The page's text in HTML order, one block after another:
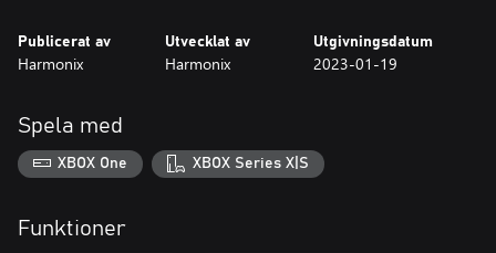
Publicerat av
Harmonix
Utvecklat av
Harmonix
Utgivningsdatum
2023-01-19
Spela med
XBOX One XBOX Series X|S
Funktioner